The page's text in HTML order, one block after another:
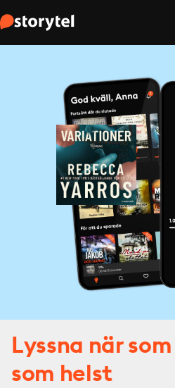
Lyssna när
som helst